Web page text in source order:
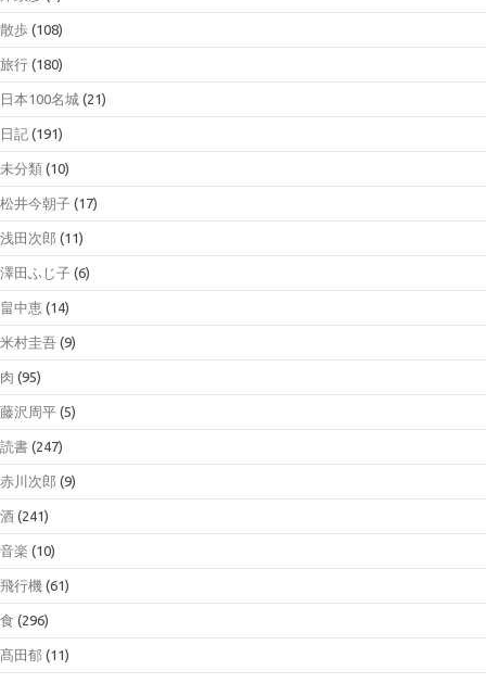
散歩 (108)
旅行 (180)
日本100名城 (21)
日記 (191)
未分類 (10)
松井今朝子 (17)
浅田次郎 (11)
澤田ふじ子 (6)
畠中恵 (14)
米村圭吾 (9)
肉 (95)
藤沢周平 (5)
読書 (247)
赤川次郎 (9)
酒 (241)
音楽 (10)
飛行機 (61)
食 (296)
髙田郁 (11)